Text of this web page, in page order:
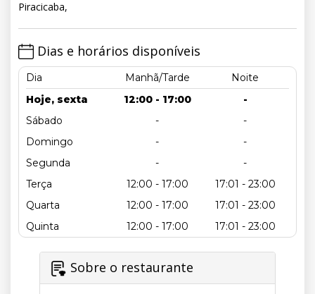
Piracicaba,
Dias e horários disponíveis
Dia Manhã/Tarde
Noite
Hoje, sexta
12:00 - 17:00
-
Sábado
-
-
Domingo
-
-
Segunda
-
-
Terça
12:00 - 17:00
17:01 - 23:00
Quarta
12:00 - 17:00
17:01 - 23:00
Quinta
12:00 - 17:00 17:01 - 23:00
Sobre o restaurante